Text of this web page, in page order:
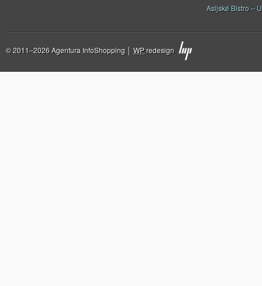
Asijské Bistro –
© 2011–2026 Agentura InfoShopping │ WPredesign